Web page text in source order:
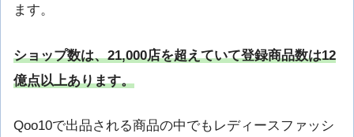
ます。
ショップ数は、21,000店を超えていて登録商品数は12
億点以上あります。
Qoo10で出品される商品の中でもレディースファッシ